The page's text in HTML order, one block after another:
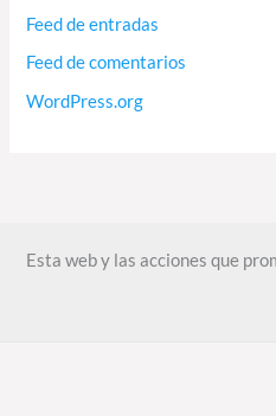
Feed de entradas
Feed de comentarios
WordPress.org
Esta web y las acciones que